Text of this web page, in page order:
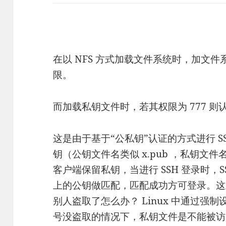
在以 NFS 方式加载文件系统时，加文
限。
而加载私钥文件时，若其权限为 777 则
这是由于基于“公私钥”认证的方式进行
钥（公钥文件名类似 x.pub ，私钥文件
客户端保留私钥，当进行 SSH 登录时，
上的公钥做匹配，匹配成功方可登录。
别人盗取了怎么办？ Linux 中通过强制
号没盗取的情况下，私钥文件是不能被